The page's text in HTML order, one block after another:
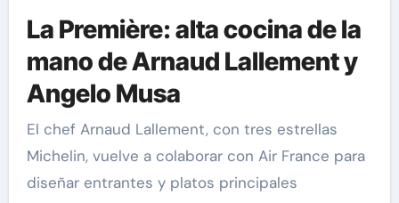
La Première: alta cocina de la
mano de Arnaud Lallement y
Angelo Musa
El chef Arnaud Lallement, con tres estrellas
Michelin, vuelve a colaborar con Air France para
diseñar entrantes y platos principales